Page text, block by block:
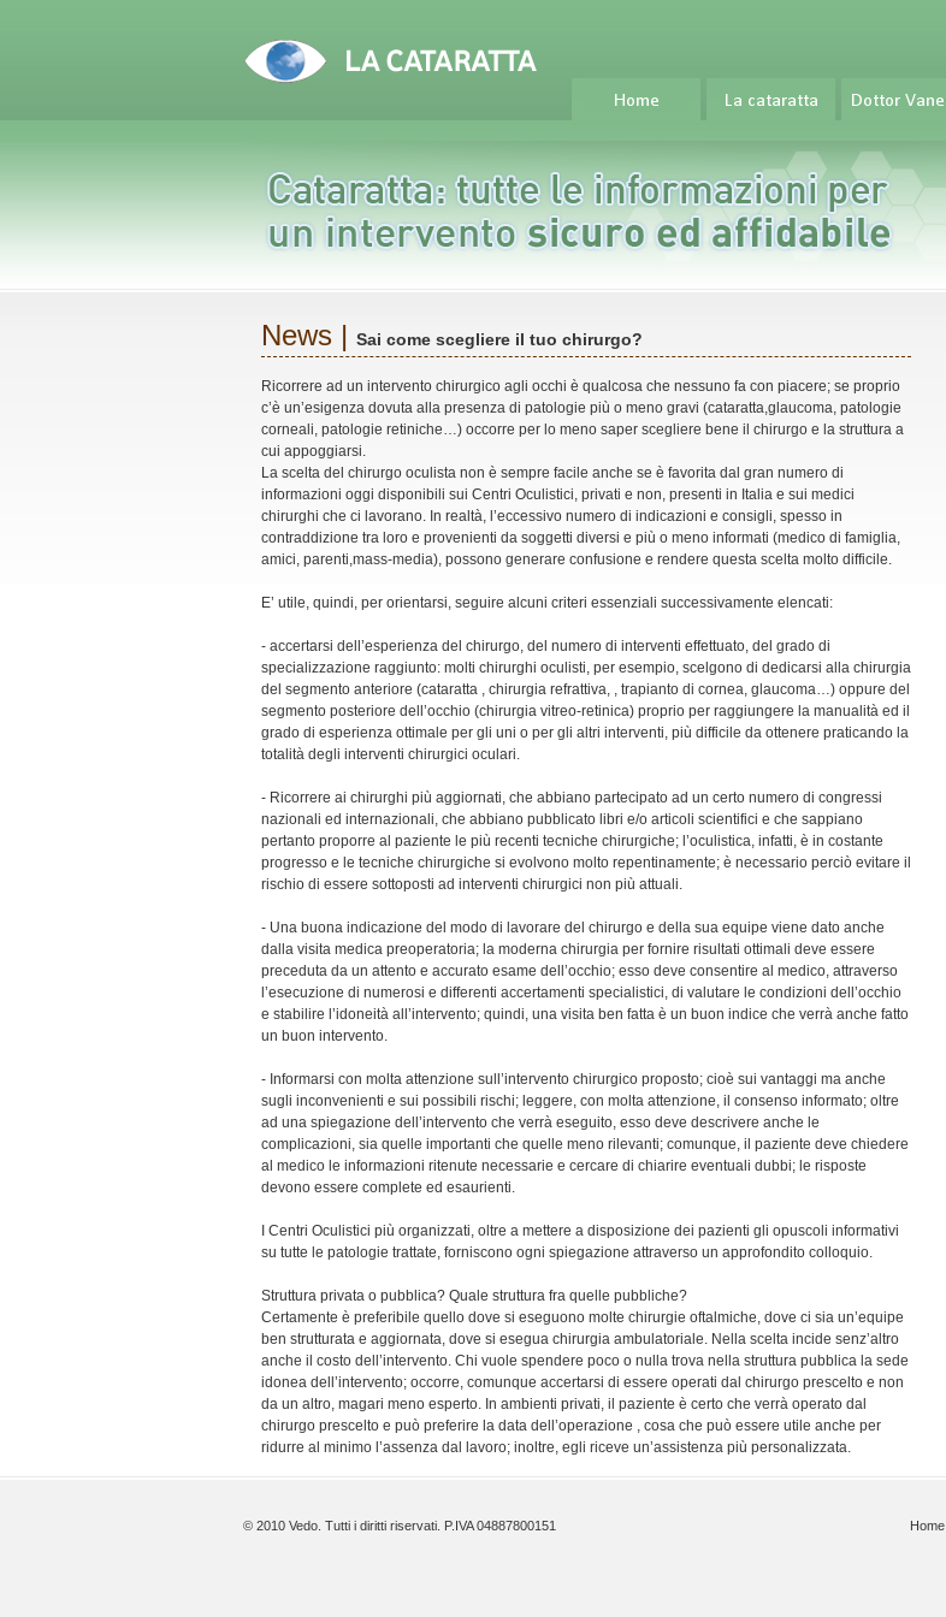
News | Sai come scegliere il tuo chirurgo?
Ricorrere ad un intervento chirurgico agli occhi è qualcosa che nessuno fa con piacere; se proprio
c’è un’esigenza dovuta alla presenza di patologie più o meno gravi (cataratta,glaucoma, patologie
corneali, patologie retiniche…) occorre per lo meno saper scegliere bene il chirurgo e la struttura a
cui appoggiarsi.
La scelta del chirurgo oculista non è sempre facile anche se è favorita dal gran numero di
informazioni oggi disponibili sui Centri Oculistici, privati e non, presenti in Italia e sui medici
chirurghi che ci lavorano. In realtà, l’eccessivo numero di indicazioni e consigli, spesso in
contraddizione tra loro e provenienti da soggetti diversi e più o meno informati (medico di famiglia,
amici, parenti,mass-media), possono generare confusione e rendere questa scelta molto difficile.
E’ utile, quindi, per orientarsi, seguire alcuni criteri essenziali successivamente elencati:
- accertarsi dell’esperienza del chirurgo, del numero di interventi effettuato, del grado di
specializzazione raggiunto: molti chirurghi oculisti, per esempio, scelgono di dedicarsi alla chirurgia
del segmento anteriore (cataratta , chirurgia refrattiva, , trapianto di cornea, glaucoma…) oppure del
segmento posteriore dell’occhio (chirurgia vitreo-retinica) proprio per raggiungere la manualità ed il
grado di esperienza ottimale per gli uni o per gli altri interventi, più difficile da ottenere praticando la
totalità degli interventi chirurgici oculari.
- Ricorrere ai chirurghi più aggiornati, che abbiano partecipato ad un certo numero di congressi
nazionali ed internazionali, che abbiano pubblicato libri e/o articoli scientifici e che sappiano
pertanto proporre al paziente le più recenti tecniche chirurgiche; l’oculistica, infatti, è in costante
progresso e le tecniche chirurgiche si evolvono molto repentinamente; è necessario perciò evitare il
rischio di essere sottoposti ad interventi chirurgici non più attuali.
- Una buona indicazione del modo di lavorare del chirurgo e della sua equipe viene dato anche
dalla visita medica preoperatoria; la moderna chirurgia per fornire risultati ottimali deve essere
preceduta da un attento e accurato esame dell’occhio; esso deve consentire al medico, attraverso
l’esecuzione di numerosi e differenti accertamenti specialistici, di valutare le condizioni dell’occhio
e stabilire l’idoneità all’intervento; quindi, una visita ben fatta è un buon indice che verrà anche fatto
un buon intervento.
- Informarsi con molta attenzione sull’intervento chirurgico proposto; cioè sui vantaggi ma anche
sugli inconvenienti e sui possibili rischi; leggere, con molta attenzione, il consenso informato; oltre
ad una spiegazione dell’intervento che verrà eseguito, esso deve descrivere anche le
complicazioni, sia quelle importanti che quelle meno rilevanti; comunque, il paziente deve chiedere
al medico le informazioni ritenute necessarie e cercare di chiarire eventuali dubbi; le risposte
devono essere complete ed esaurienti.
I Centri Oculistici più organizzati, oltre a mettere a disposizione dei pazienti gli opuscoli informativi
su tutte le patologie trattate, forniscono ogni spiegazione attraverso un approfondito colloquio.
Struttura privata o pubblica? Quale struttura fra quelle pubbliche?
Certamente è preferibile quello dove si eseguono molte chirurgie oftalmiche, dove ci sia un’equipe
ben strutturata e aggiornata, dove si esegua chirurgia ambulatoriale. Nella scelta incide senz’altro
anche il costo dell’intervento. Chi vuole spendere poco o nulla trova nella struttura pubblica la sede
idonea dell’intervento; occorre, comunque accertarsi di essere operati dal chirurgo prescelto e non
da un altro, magari meno esperto. In ambienti privati, il paziente è certo che verrà operato dal
chirurgo prescelto e può preferire la data dell’operazione , cosa che può essere utile anche per
ridurre al minimo l’assenza dal lavoro; inoltre, egli riceve un’assistenza più personalizzata.
© 2010 Vedo. Tutti i diritti riservati. P.IVA 04887800151 Home